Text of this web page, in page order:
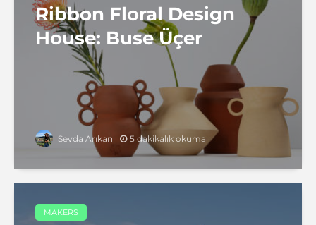
Ribbon Floral Design
House: Buse Üçer
Sevda Arıkan 5 dakikalık okuma
MAKERS